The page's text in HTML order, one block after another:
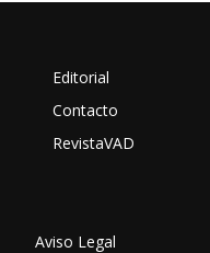
Editorial
Contacto
RevistaVAD
Aviso Legal